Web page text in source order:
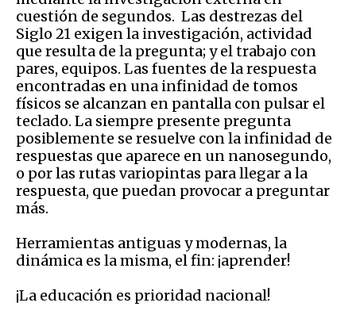
cuestión de segundos. Las destrezas del
Siglo 21 exigen la investigación, actividad
que resulta de la pregunta; y el trabajo con
pares, equipos. Las fuentes de la respuesta
encontradas en una infinidad de tomos
físicos se alcanzan en pantalla con pulsar el
teclado. La siempre presente pregunta
posiblemente se resuelve con la infinidad de
respuestas que aparece en un nanosegundo,
o por las rutas variopintas para llegar a la
respuesta, que puedan provocar a preguntar
más.
Herramientas antiguas y modernas, la
dinámica es la misma, el fin: ¡aprender!
¡La educación es prioridad nacional!